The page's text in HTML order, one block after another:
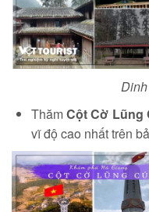
ThămCột Cờ Lũng
vĩ độ cao nhất trên